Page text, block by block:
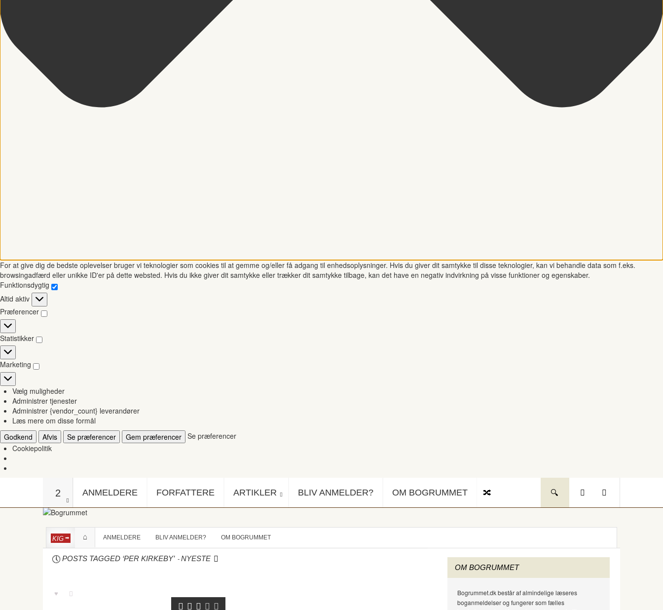
For at give dig de bedste oplevelser bruger vi teknologier som cookies til at gemme og/eller få adgang til enhedsoplysninger. Hvis du giver dit samtykke til disse teknologier, kan vi behandle data som f.eks.
browsingadfærd eller unikke ID'er på dette websted. Hvis du ikke giver dit samtykke eller trækker dit samtykke tilbage, kan det have en negativ indvirkning på visse funktioner og egenskaber.
Funktionsdygtig
Funktionsdygtig
Altid aktiv
Præferencer
Præferencer
Statistikker
Statistikker
Marketing
Marketing
Vælg muligheder
Administrer tjenester
Administrer {vendor_count} leverandører
Læs mere om disse formål
Godkend
Afvis Se præferencer Gem præferencer Se præferencer
Cookiepolitik
2 ANMELDERE FORFATTERE ARTIKLER BLIV ANMELDER? OM BOGRUMMET
KIG ANMELDERE BLIV ANMELDER? OM BOGRUMMET
POSTS TAGGED ‘PER KIRKEBY’ -NYESTE
OM BOGRUMMET
Bogrummet.dk består af almindelige læseres
boganmeldelser og fungerer som fælles